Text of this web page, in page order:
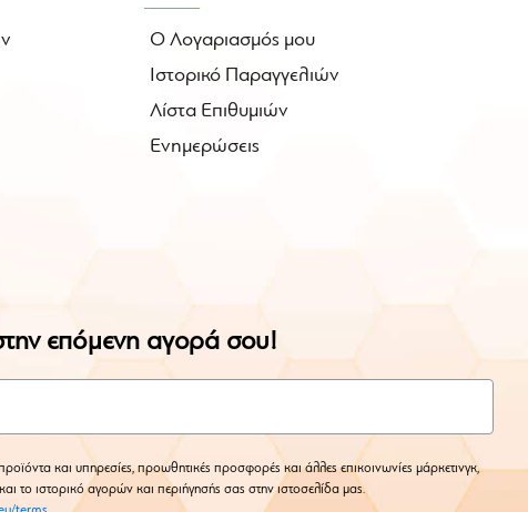
Ο Λογαριασμός μου
Ιστορικό Παραγγελιών
Λίστα Επιθυμιών
Ενημερώσεις
επόμενη αγορά σου!
και υπηρεσίες, προωθητικές προσφορές και άλλες επικοινωνίες μάρκετινγκ,
το ιστορικό αγορών και περιήγησής σας στην ιστοσελίδα μας.